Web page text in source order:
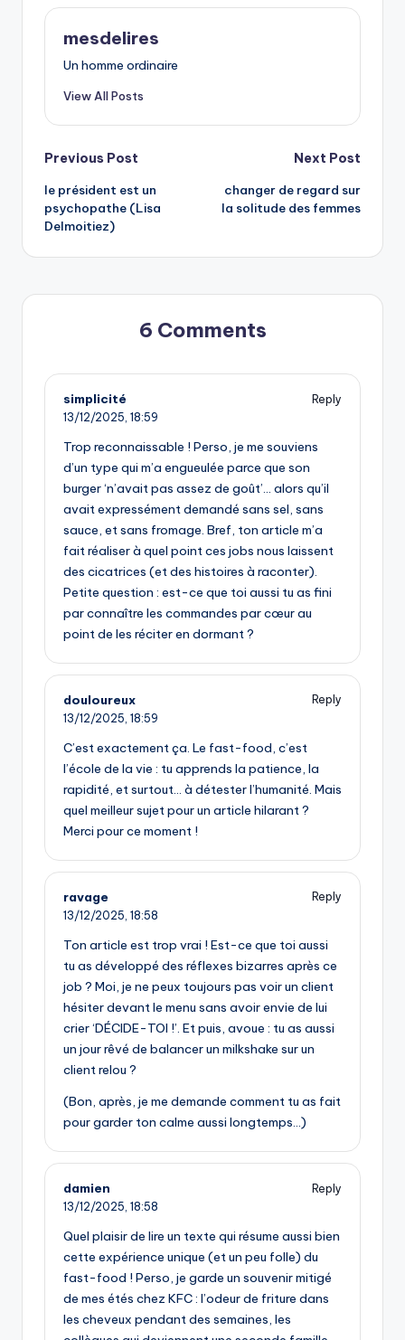
mesdelires
Un homme ordinaire
View All Posts
Post
navigation
Previous Post
le président est un
psychopathe (Lisa
Delmoitiez)
Next Post
changer de regard sur
la solitude des femmes
6 Comments
simplicité
Reply
13/12/2025, 18:59
Trop reconnaissable ! Perso, je me souviens
d’un type qui m’a engueulée parce que son
burger ‘n’avait pas assez de goût’… alors qu’il
avait expressément demandé sans sel, sans
sauce, et sans fromage. Bref, ton article m’a
fait réaliser à quel point ces jobs nous laissent
des cicatrices (et des histoires à raconter).
Petite question : est-ce que toi aussi tu as fini
par connaître les commandes par cœur au
point de les réciter en dormant ?
douloureux
Reply
13/12/2025, 18:59
C’est exactement ça. Le fast-food, c’est
l’école de la vie : tu apprends la patience, la
rapidité, et surtout… à détester l’humanité. Mais
quel meilleur sujet pour un article hilarant ?
Merci pour ce moment !
ravage
Reply
13/12/2025, 18:58
Ton article est trop vrai ! Est-ce que toi aussi
tu as développé des réflexes bizarres après ce
job ? Moi, je ne peux toujours pas voir un client
hésiter devant le menu sans avoir envie de lui
crier ‘DÉCIDE-TOI !’. Et puis, avoue : tu as aussi
un jour rêvé de balancer un milkshake sur un
client relou ?
(Bon, après, je me demande comment tu as fait
pour garder ton calme aussi longtemps…)
damien
Reply
13/12/2025, 18:58
Quel plaisir de lire un texte qui résume aussi bien
cette expérience unique (et un peu folle) du
fast-food ! Perso, je garde un souvenir mitigé
de mes étés chez KFC : l’odeur de friture dans
les cheveux pendant des semaines, les